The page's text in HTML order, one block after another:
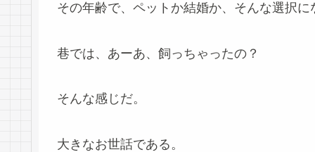
その年齢で、ペットか結婚か、そんな選択に
巷では、あーあ、飼っちゃったの？
そんな感じだ。
大きなお世話である。